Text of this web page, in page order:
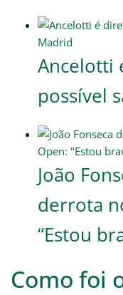
Ancelotti
possível
João
derrota
“Estou
Como foi